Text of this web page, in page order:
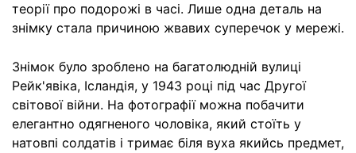
теорії про подорожі в часі. Лише одна деталь на
знімку стала причиною жвавих суперечок у мережі.
Знімок було зроблено на багатолюдній вулиці
Рейк'явіка, Ісландія, у 1943 році під час Другої
світової війни. На фотографії можна побачити
елегантно одягненого чоловіка, який стоїть у
натовпі солдатів і тримає біля вуха якийсь предмет,